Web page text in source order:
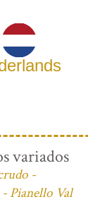
variados
-
Pianello Val